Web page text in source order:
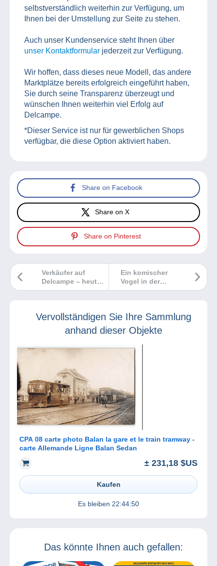
selbstverständlich weiterhin zur Verfügung, um
Ihnen bei der Umstellung zur Seite zu stehen.
Auch unser Kundenservice steht Ihnen über
unser Kontaktformular jederzeit zur Verfügung.
Wir hoffen, dass dieses neue Modell, das andere
Marktplätze bereits erfolgreich eingeführt haben,
Sie durch seine Transparenz überzeugt und
wünschen Ihnen weiterhin viel Erfolg auf
Delcampe.
*Dieser Service ist nur für gewerblichen Shops
verfügbar, die diese Option aktiviert haben.
Share on Facebook
Share on X
Share on Pinterest
Ein komischer
Vogel in der
„wunderbaren
Verkäufer auf
Delcampe – heute
wird eine neue
Vervollständigen Sie Ihre Sammlung
anhand dieser Objekte
CPA 08 carte photo Balan la gare et le train tramway -
carte Allemande Ligne Balan Sedan
± 231,18 $US
Kaufen
Es bleiben 22:44:50
Das könnte Ihnen auch gefallen: